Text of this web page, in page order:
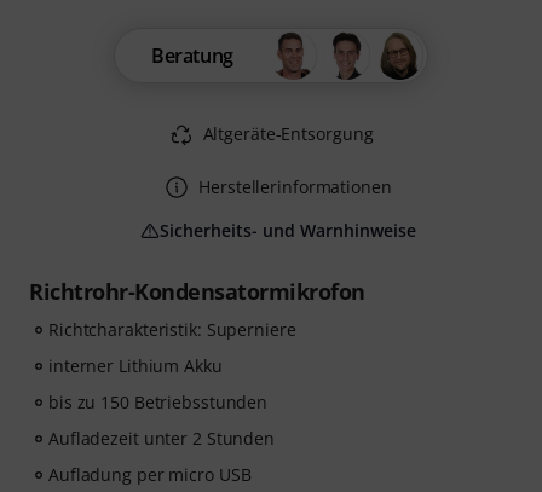
Richtrohr-Kondensatormikrofon
Richtcharakteristik: Superniere
interner Lithium Akku
bis zu 150 Betriebsstunden
Aufladezeit unter 2 Stunden
Aufladung per micro USB
Beratung
Altgeräte-Entsorgung
Herstellerinformationen
Sicherheits- und Warnhinweise